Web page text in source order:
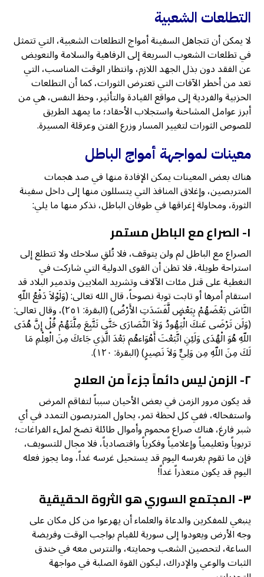
التطلعات الشعبية
لا يمكن أن تتجاهل السفينة أمواج التطلعات الشعبية، التي تتمثل
في تطلعات الشعوب السريعة إلى الرفاهية والسلامة والتعويض
عن الفقد دون بذل الجهد اللازم، وانتظار الوقت المناسب، التي
تعد من أخطر الآفات التي تعترض الثورات، كما أن التطلعات
الحزبية والفردية إلى مواقع القيادة والتأثير، وحظ النفس، هي من
أبرز عوامل المشاحنة واستجلاب الأحقاد؛ ما يمهد الطريق
للصوص الثورات لتغيير المسار وزرع الفتن وعرقلة المسيرة.
معينات لمواجهة أمواج الباطل
هناك بعض المعينات يمكن الإفادة منها في صد هجمات
المتربصين، وإغلاق المنافذ التي يتسللون منها إلى داخل سفينة
الثورة، ومحاولة إغراقها في طوفان الباطل، نذكر منها ما يلي:
١- الصراع مع الباطل مستمر
الصراع مع الباطل لم ولن يتوقف، فلا تُلقِ سلاحك ولا تتطلع إلى
استراحة طويلة، فلا تظن أن القوى الدولية التي شاركت في
التغطية على قتل مئات الآلاف وتشريد الملايين وتدمير البلاد قد
استقام أمرها أو تابت توبة نصوحاً، قال الله تعالى: (وَلَوْلاَ دَفْعُ اللّهِ
النَّاسَ بَعْضَهُمْ بِبَعْضٍ لَّفَسَدَتِ الأَرْضُ) (البقرة: ٢٥١)، وقال تعالى:
(وَلَن تَرْضَى عَنكَ الْيَهُودُ وَلاَ النَّصَارَى حَتَّى تَتَّبِعَ مِلَّتَهُمْ قُلْ إِنَّ هُدَى
اللّهِ هُوَ الْهُدَى وَلَئِنِ اتَّبَعْتَ أَهْوَاءهُم بَعْدَ الَّذِي جَاءكَ مِنَ الْعِلْمِ مَا
لَكَ مِنَ اللّهِ مِن وَلِيٍّ وَلاَ نَصِيرٍ) (البقرة: ١٢٠).
٢- الزمن ليس دائماً جزءاً من العلاج
قد يكون مرور الزمن في بعض الأحيان سبباً لتفاقم المرض
واستفحاله، ففي كل لحظة تمر، يحاول المتربصون التمدد في أي
شبر فارغ، هناك صراع محموم وأموال طائلة تضخ لملء الفراغات؛
تربوياً وتعليمياً وإعلامياً وفكرياً واقتصادياً، فلا مجال للتسويف،
فإن ما تقوم بغرسه اليوم قد يستحيل غرسه غداً، وما يجوز فعله
اليوم قد يكون متعذراً غداً!
٣- المجتمع السوري هو الثروة الحقيقية
ينبغي للمفكرين والدعاة والعلماء أن يهرعوا من كل مكان على
وجه الأرض ويعودوا إلى سورية للقيام بواجب الوقت وفريضة
الساعة، لتحصين الشعب وحمايته، والتترس معه في خندق
الثبات والوعي والإدراك، ليكون القوة الصلبة في مواجهة